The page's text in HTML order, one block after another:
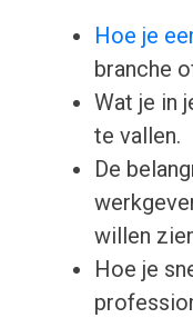
Hoe je
branche
Wat je in
te vallen.
De
willen
Hoe je